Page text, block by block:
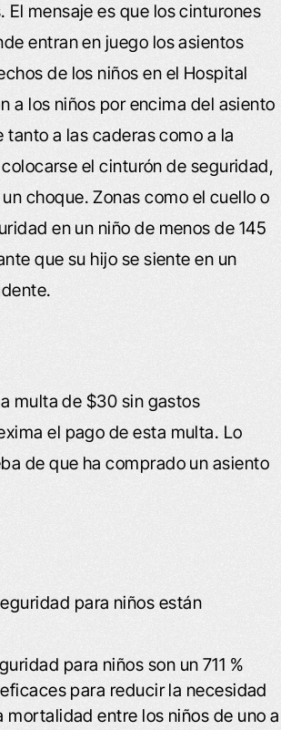
mensaje es que los cinturones
entran en juego los asientos
de los niños en el Hospital
a los niños por encima del asiento
a las caderas como a la
el cinturón de seguridad,
choque. Zonas como el cuello o
en un niño de menos de 145
que su hijo se siente en un
multa de $30 sin gastos
el pago de esta multa. Lo
de que ha comprado un asiento
para niños están
para niños son un 711 %
para reducir la necesidad
entre los niños de uno a